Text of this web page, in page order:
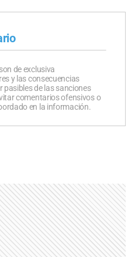
de exclusiva
y las consecuencias
pasibles de las sanciones
comentarios ofensivos o
en la información.